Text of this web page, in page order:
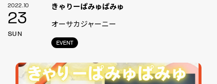
2022.10
23
SUN
EVENT
きゃりーぱみゅぱみゅ
オーサカジャーニー